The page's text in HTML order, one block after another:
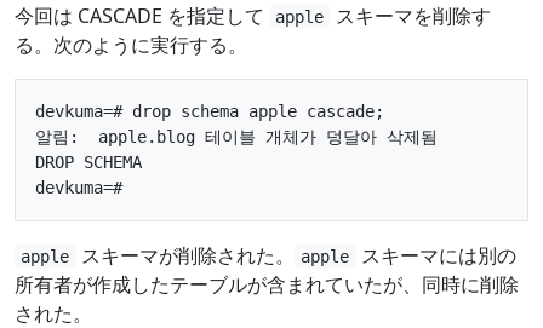
今回は CASCADE を指定して
apple
スキーマを削除す
る。次のように実行する。
devkuma=# drop schema apple cascade;
알림:  apple.blog 테이블 개체가 덩달아 삭제됨
DROP SCHEMA
apple スキーマが削除された。 apple
スキーマには別の
所有者が作成したテーブルが含まれていたが、同時に削除
された。